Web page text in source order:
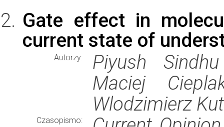
Gate effect in
current state of
Autorzy:
Piyush
Maciej
Wlodzimierz
Czasopismo: